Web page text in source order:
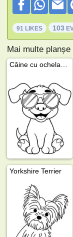
91 LIKES 103
Mai multe
Yorkshire Terrier